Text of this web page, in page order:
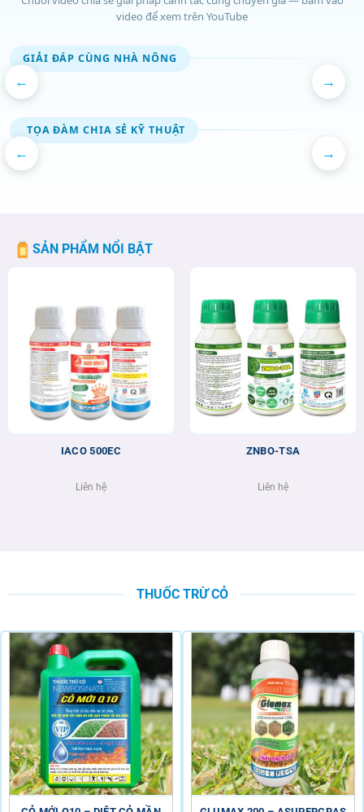
video để xem trên YouTube
GIẢI ĐÁP CÙNG NHÀ NÔNG
← →
️ TỌA ĐÀM CHIA SẺ KỸ THUẬT
← →
SẢN PHẨM NỔI BẬT
IACO 500EC
Liên hệ
ZNBO-TSA
Liên hệ
THUỐC TRỪ CỎ